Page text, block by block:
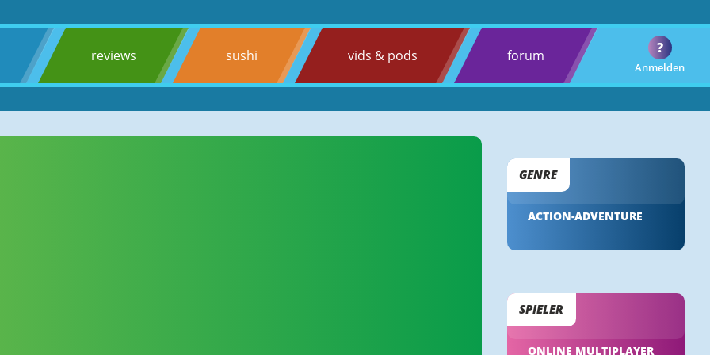
reviews sushi vids & pods forum
Anmelden
?
GENRE
ACTION-ADVENTURE
SPIELER
ONLINE MULTIPLAYER